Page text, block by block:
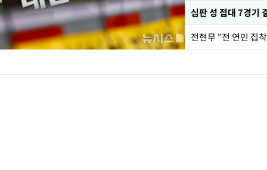
심판 성 접대 7경기